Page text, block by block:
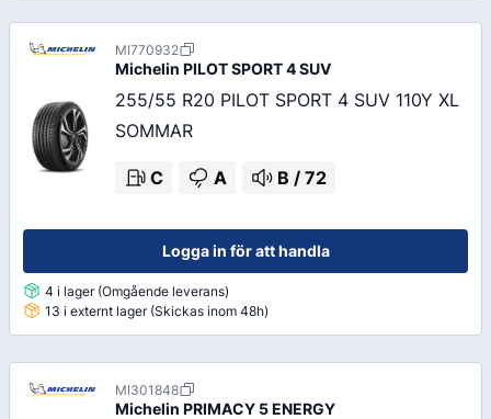
MI770932
Michelin PILOT SPORT 4 SUV
255/55 R20 PILOT SPORT 4 SUV 110Y XL
SOMMAR
C A B / 72
Logga in för att handla
4 i lager (Omgående leverans)
13 i externt lager (Skickas inom 48h)
MI301848
Michelin PRIMACY 5 ENERGY